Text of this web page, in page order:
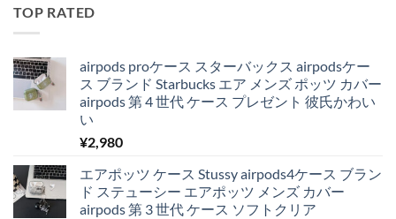
TOP RATED
airpods proケース スターバックス airpodsケー
ス ブランド Starbucks エア メンズ ポッツ カバー
airpods 第 4 世代 ケース プレゼント 彼氏かわい
い
¥2,980
エアポッツ ケース Stussy airpods4ケース ブラン
ド ステューシー エアポッツ メンズ カバー
airpods 第 3 世代 ケース ソフトクリア